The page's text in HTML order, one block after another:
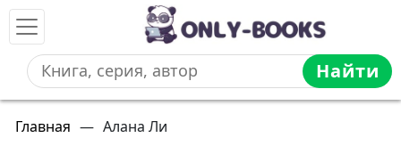
Найти
Главная — Алана Ли